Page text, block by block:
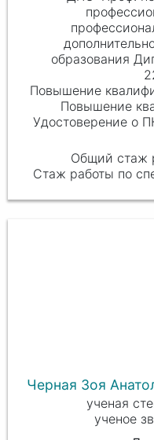
образования
Повышение
Удостоверение о
Черная Зоя